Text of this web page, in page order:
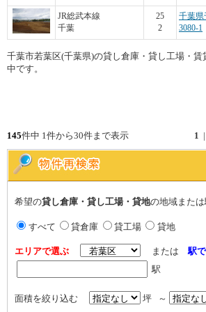
JR総武本線
千葉
25
2
千葉県
3080-1
千葉市若葉区(千葉県)の貸し倉庫・貸し工場・
中です。
1 |
145件中 1件から30件まで表示
希望の貸し倉庫・貸し工場・貸地の地域または
すべて 貸倉庫 貸工場 貸地
エリアで選ぶ または駅
駅
面積を絞り込む 坪 ～